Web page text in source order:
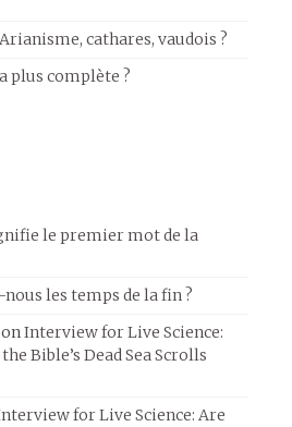
cathares, vaudois ?
plus complète ?
le premier mot de la
les temps de la fin ?
onInterview for Live Science:
Bible’s Dead Sea Scrolls
for Live Science: Are